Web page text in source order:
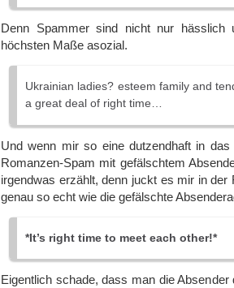
Denn Spammer sind nicht nur hässlich
höchsten Maße asozial.
Ukrainian ladies? esteem family and
a great deal of right time…
Und wenn mir so eine dutzendhaft in
Romanzen-Spam mit gefälschtem
irgendwas erzählt, denn juckt es mir in
genau so echt wie die gefälschte
*It’s right time to meet each other!*
Eigentlich schade, dass man die